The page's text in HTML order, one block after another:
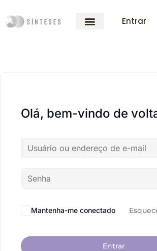
Entrar
Olá, bem-vindo de
Mantenha-me conectado
Entrar